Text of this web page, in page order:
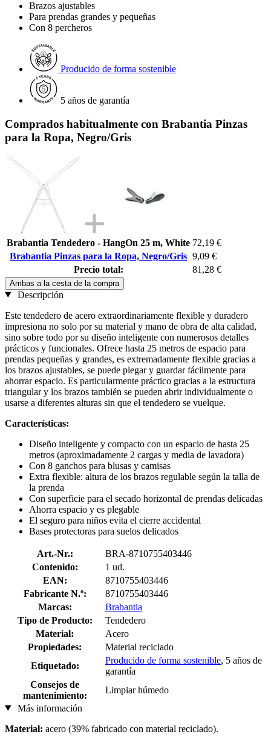
Brazos ajustables
Para prendas grandes y pequeñas
Con 8 percheros
Producido de forma sostenible
5 años de garantía
Comprados habitualmente con Brabantia Pinzas
para la Ropa, Negro/Gris
Brabantia Tendedero - HangOn 25 m, White 72,19 €
Brabantia Pinzas para la Ropa, Negro/Gris 9,09 €
Precio total:
81,28 €
Ambas a la cesta de la compra
Descripción
Este tendedero de acero extraordinariamente flexible y duradero
impresiona no solo por su material y mano de obra de alta calidad,
sino sobre todo por su diseño inteligente con numerosos detalles
prácticos y funcionales. Ofrece hasta 25 metros de espacio para
prendas pequeñas y grandes, es extremadamente flexible gracias a
los brazos ajustables, se puede plegar y guardar fácilmente para
ahorrar espacio. Es particularmente práctico gracias a la estructura
triangular y los brazos también se pueden abrir individualmente o
usarse a diferentes alturas sin que el tendedero se vuelque.
Características:
Diseño inteligente y compacto con un espacio de hasta 25
metros (aproximadamente 2 cargas y media de lavadora)
Con 8 ganchos para blusas y camisas
Extra flexible: altura de los brazos regulable según la talla de
la prenda
Con superficie para el secado horizontal de prendas delicadas
Ahorra espacio y es plegable
El seguro para niños evita el cierre accidental
Bases protectoras para suelos delicados
Art.-Nr.:
BRA-8710755403446
Contenido:
1 ud.
EAN:
8710755403446
Fabricante N.º:
8710755403446
Marcas:
Brabantia
Tipo de Producto:
Tendedero
Material:
Acero
Propiedades:
Material reciclado
Etiquetado:
Producido de forma sostenible, 5 años de
garantía
Consejos de
mantenimiento:
Limpiar húmedo
Más información
Material: acero (39% fabricado con material reciclado).